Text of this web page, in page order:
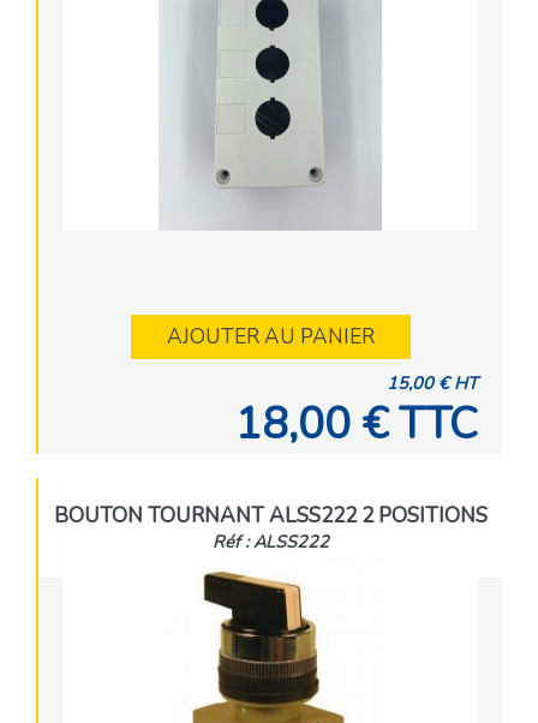
AJOUTER AU PANIER
15,00 € HT
18,00 € TTC
BOUTON TOURNANT ALSS222 2 POSITIONS
Réf : ALSS222